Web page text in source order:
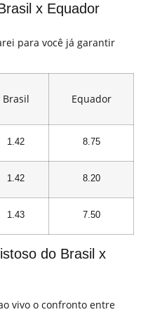
x Equador
para você já garantir
Brasil Equador
1.42 8.75
1.42 8.20
1.43 7.50
do Brasil x
vivo o confronto entre